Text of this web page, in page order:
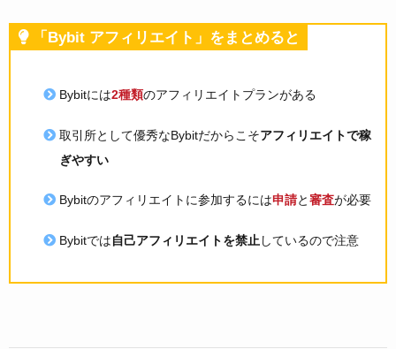
「Bybit アフィリエイト」をまとめると
Bybitには2種類のアフィリエイトプランがある
取引所として優秀なBybitだからこそアフィリエイトで稼
ぎやすい
Bybitのアフィリエイトに参加するには申請と審査が必要
Bybitでは自己アフィリエイトを禁止 しているので注意